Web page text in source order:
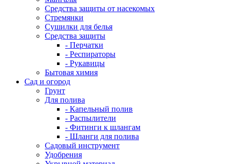
Средства защиты от насекомых
Стремянки
Сушилки для белья
Средства защиты
- Перчатки
- Респираторы
- Рукавицы
Бытовая химия
Сад и огород
Грунт
Для полива
- Капельный полив
- Распылители
- Фитинги к шлангам
- Шланги для полива
Садовый инструмент
Удобрения